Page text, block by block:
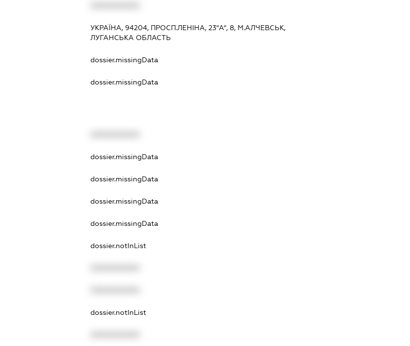
УКРАЇНА, 94204, ПРОСП.ЛЕНІНА, 23"А", 8, М.АЛЧЕВСЬК,
ЛУГАНСЬКА ОБЛАСТЬ
dossier.missingData
dossier.missingData
dossier.missingData
dossier.missingData
dossier.missingData
dossier.missingData
dossier.notInList
dossier.notInList